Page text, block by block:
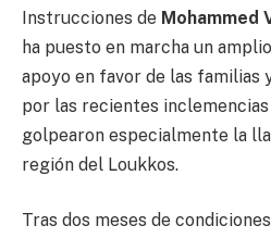
Instrucciones de Mohammed
ha puesto en marcha un
apoyo en favor de las familias
por las recientes
golpearon especialmente la
región del Loukkos.
Tras dos meses de